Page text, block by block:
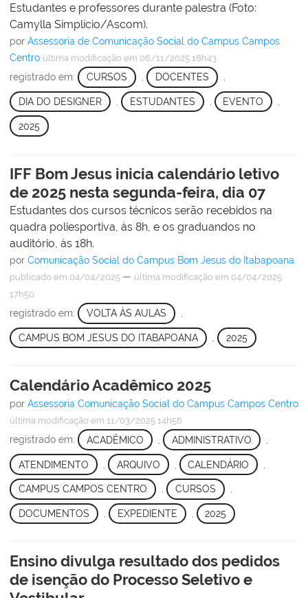
Estudantes e professores durante palestra (Foto:
Camylla Simplício/Ascom).
por Assessoria de Comunicação Social do Campus Campos
Centro última modificação em 06/11/2025 18h43
registrado em: CURSOS , DOCENTES ,
DIA DO DESIGNER ESTUDANTES EVENTO
2025
IFF Bom Jesus inicia calendário letivo
de 2025 nesta segunda-feira, dia 07
Estudantes dos cursos técnicos serão recebidos na
quadra poliesportiva, às 8h, e os graduandos no
auditório, às 18h.
por Comunicação Social do Campus Bom Jesus do Itabapoana
publicado em 04/04/2025 — última modificação em 04/04/2025
17h50
registrado em: VOLTA ÀS AULAS ,
CAMPUS BOM JESUS DO ITABAPOANA 2025
Calendário Acadêmico 2025
por Assessoria Comunicação Social do Campus Campos Centro
última modificação em 11/03/2025 14h56
registrado em: ACADÊMICO ADMINISTRATIVO
ATENDIMENTO ARQUIVO CALENDÁRIO
CAMPUS CAMPOS CENTRO , CURSOS ,
DOCUMENTOS EXPEDIENTE 2025
Ensino divulga resultado dos pedidos
de isenção do Processo Seletivo e